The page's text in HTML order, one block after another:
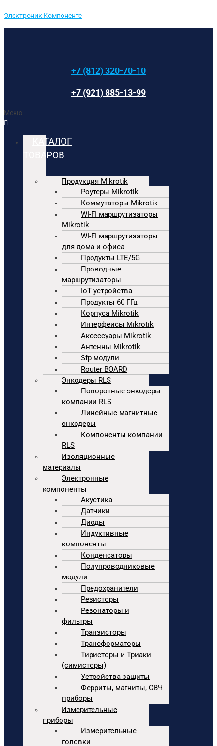
Электроник Компонентс
+7 (812) 320-70-10
+7 (921) 885-13-99
Меню
КАТАЛОГ
ТОВАРОВ
Продукция Mikrotik
Роутеры Mikrotik
Коммутаторы Mikrotik
WI-FI маршрутизаторы
Mikrotik
WI-FI маршрутизаторы
для дома и офиса
Продукты LTE/5G
Проводные
маршрутизаторы
IoT устройства
Продукты 60 ГГц
Корпуса Mikrotik
Интерфейсы Mikrotik
Аксессуары Mikrotik
Антенны Mikrotik
Sfp модули
Router BOARD
Энкодеры RLS
Поворотные энкодеры
компании RLS
Линейные магнитные
энкодеры
Компоненты компании
RLS
Изоляционные
материалы
Электронные
компоненты
Акустика
Датчики
Диоды
Индуктивные
компоненты
Конденсаторы
Полупроводниковые
модули
Предохранители
Резисторы
Резонаторы и
фильтры
Транзисторы
Трансформаторы
Тиристоры и Триаки
(симисторы)
Устройства защиты
Ферриты, магниты, СВЧ
приборы
Измерительные
приборы
Измерительные
головки